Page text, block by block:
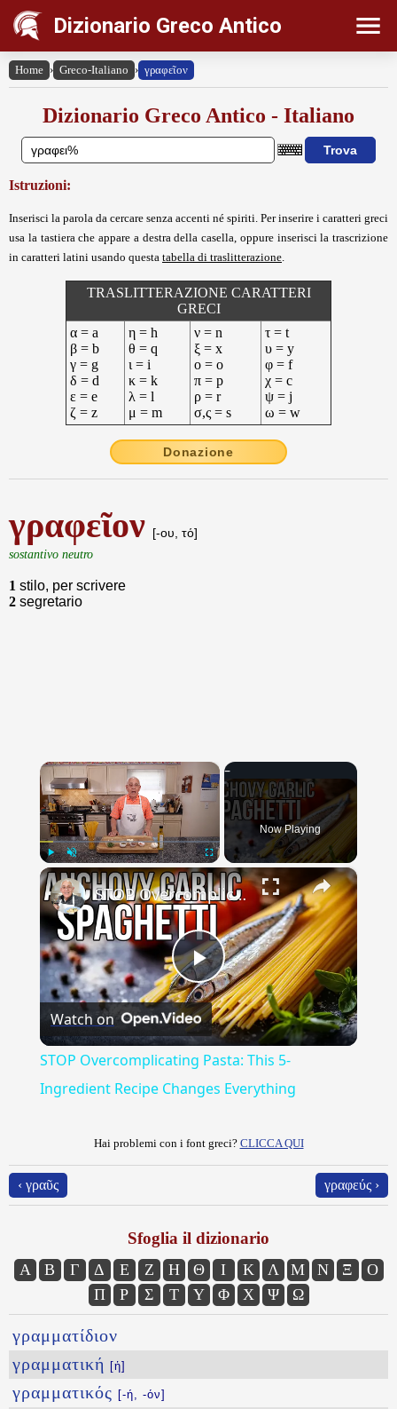
Dizionario Greco Antico
Home › Greco-Italiano › γραφεῖον
Dizionario Greco Antico - Italiano
Istruzioni:
Inserisci la parola da cercare senza accenti né spiriti. Per inserire i caratteri greci
usa la tastiera che appare a destra della casella, oppure inserisci la trascrizione
in caratteri latini usando questa tabella di traslitterazione
TRASLITTERAZIONE CARATTERI
GRECI
α = a
β = b
γ = g
δ = d
ε = e
ζ = z
η = h
θ = q
ι = i
κ = k
λ = l
μ = m
ν = n
ξ = x
ο = o
π = p
ρ = r
σ,ς = s
τ = t
υ = y
φ = f
χ = c
ψ = j
ω = w
Donazione
γραφεῖον [-ου, τό]
sostantivo neutro
1 stilo, per scrivere
2 segretario
×
Play Unmute Fullscreen
Now Playing
×
Play
Video
STOP Overcomplicating Pasta: This 5-Ingredient Recipe Changes Everything
Watch on
STOP Overcomplicating Pasta: This 5-
Ingredient Recipe Changes Everything
Hai problemi con i font greci? CLICCA QUI
‹ γραῦς γραφεύς ›
Sfoglia il dizionario
Α Β Γ Δ Ε Ζ Η Θ Ι Κ Λ Μ Ν Ξ
Ο
Π
Ρ Σ Τ Υ Φ Χ Ψ Ω
γραμματίδιον
γραμματική
[ἡ]
γραμματικός [-ή, -όν]